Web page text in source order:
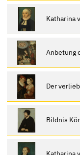
Katharina
Anbetung
Der
Bildnis
Katharina